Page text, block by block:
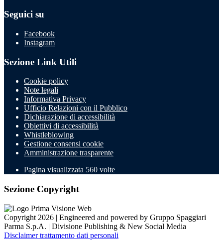
Seguici su
Facebook
Instagram
Sezione Link Utili
Cookie policy
Note legali
Informativa Privacy
Ufficio Relazioni con il Pubblico
Dichiarazione di accessibilità
Obiettivi di accessibilità
Whistleblowing
Gestione consensi cookie
Amministrazione trasparente
Pagina visualizzata 560 volte
Sezione Copyright
Copyright 2026 | Engineered and powered by Gruppo Spaggiari
Parma S.p.A. | Divisione Publishing & New Social Media
Disclaimer trattamento dati personali